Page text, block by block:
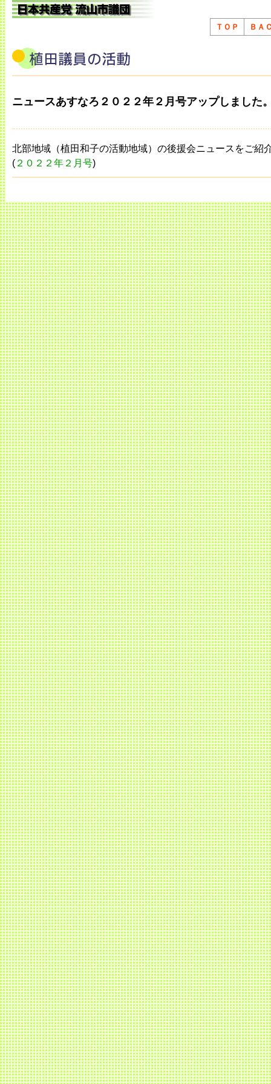
ＴＯＰ ＢＡ
ニュースあすなろ２０２２年２月号アップしました
北部地域（植田和子の活動地域）の後援会ニュースをご紹
( ２０２２年２月号)